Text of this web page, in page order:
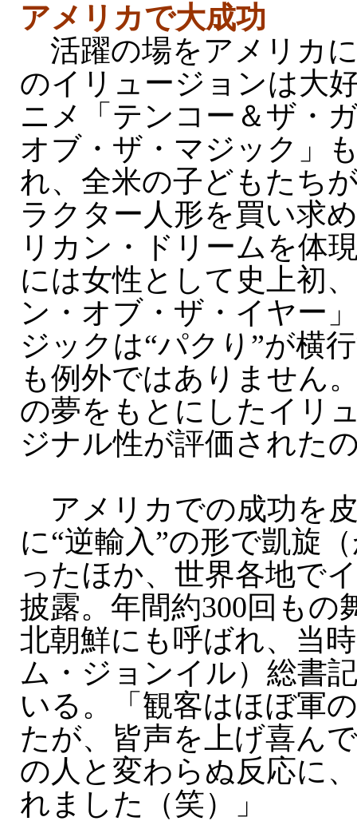
アメリカで大成功
活躍の場をアメリカ
のイリュージョンは大
ニメ「テンコー＆ザ・
オブ・ザ・マジック」
れ、全米の子どもたち
ラクター人形を買い求
リカン・ドリームを体
には女性として史上初
ン・オブ・ザ・イヤー
ジックは“パクり”が横
も例外ではありません
の夢をもとにしたイリ
ジナル性が評価された
アメリカでの成功を
に“逆輸入”の形で凱旋
ったほか、世界各地で
披露。年間約300回もの
北朝鮮にも呼ばれ、当
ム・ジョンイル）総書
いる。「観客はほぼ軍
たが、皆声を上げ喜ん
の人と変わらぬ反応に
れました（笑）」